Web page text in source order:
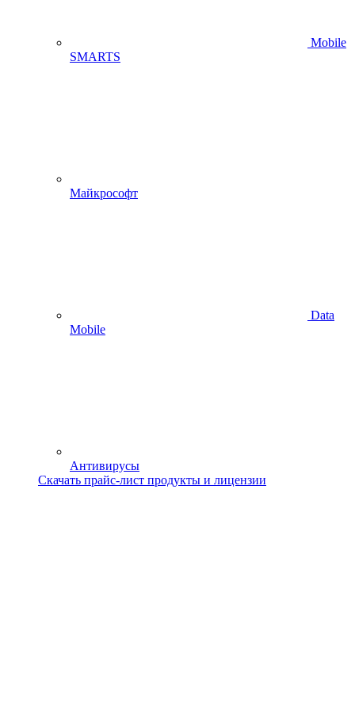
Mobile
SMARTS
Майкрософт
Data
Mobile
Антивирусы
Скачать прайс-лист продукты и лицензии